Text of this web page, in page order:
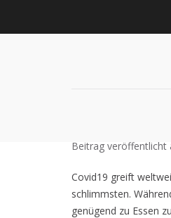
springen
biete
diese
Schlagwort:
Corona-
Beitrag veröffentlicht
Covid19 greift
schlimmsten.
genügend zu Essen